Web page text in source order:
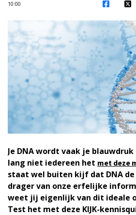
10:00
Je DNA wordt vaak je
lang niet iedereen het met deze
staat wel buiten kijf dat DNA
drager van onze erfelijke
weet jij eigenlijk van dit ideale
Test het met deze KIJK-